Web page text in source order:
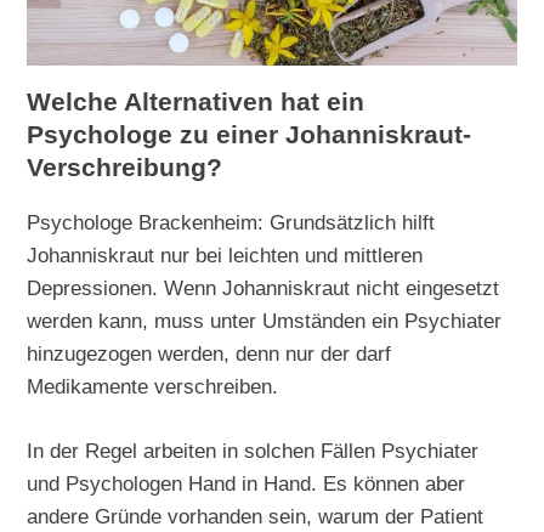
Welche Alternativen hat ein
Psychologe zu einer Johanniskraut-
Verschreibung?
Psychologe Brackenheim: Grundsätzlich hilft
Johanniskraut nur bei leichten und mittleren
Depressionen. Wenn Johanniskraut nicht eingesetzt
werden kann, muss unter Umständen ein Psychiater
hinzugezogen werden, denn nur der darf
Medikamente verschreiben.
In der Regel arbeiten in solchen Fällen Psychiater
und Psychologen Hand in Hand. Es können aber
andere Gründe vorhanden sein, warum der Patient